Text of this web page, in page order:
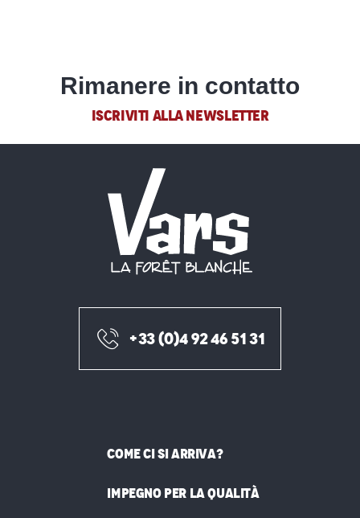
Rimanere in contatto
ISCRIVITI ALLA NEWSLETTER
+33 (0)4 92 46 51 31
COME CI SI ARRIVA?
IMPEGNO PER LA QUALITÀ